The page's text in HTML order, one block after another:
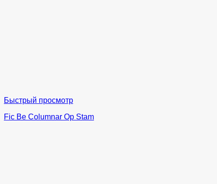
Быстрый просмотр
Fic Be Columnar Op Stam